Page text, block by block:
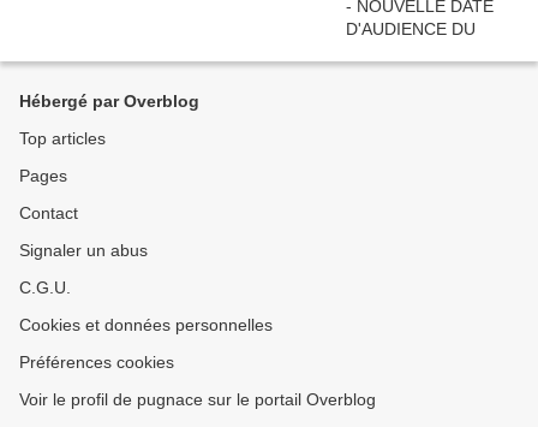
Hébergé par Overblog
Top articles
Pages
Contact
Signaler un abus
C.G.U.
Cookies et données personnelles
Préférences cookies
Voir le profil de pugnace sur le portail Overblog